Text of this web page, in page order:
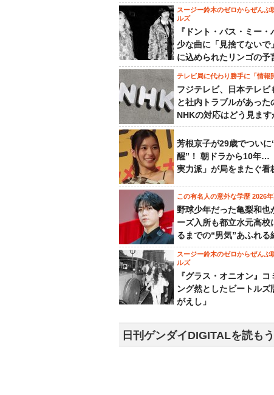
スージー鈴木のゼロからぜんぶ
ルズ
『ドント・パス・ミー・
少な曲に「見捨てないで
に込められたリンゴの予
テレビ局に代わり勝手に「情報
フジテレビ、日本テレビ
と社内トラブルがあっ
NHKの対応はどう見ます
芳根京子が29歳でついに
醒”！ 朝ドラから10年…
実力派」が局をまたぐ看
この有名人の意外な学歴 2026
野球少年だった亀梨和也
ーズ入所も都立水元高校
るまでの“男気”あふれる
スージー鈴木のゼロからぜんぶ
ルズ
『グラス・オニオン』コ
ング然としたビートルズ
がえし」
日刊ゲンダイDIGITALを読もう